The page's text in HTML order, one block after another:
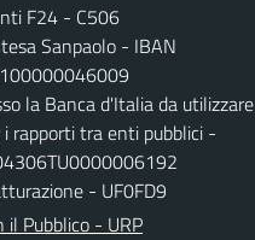
F24 - C506
Sanpaolo - IBAN
la Banca d'Italia da utilizzare
rapporti tra enti pubblici -
- UF0FD9
il Pubblico - URP